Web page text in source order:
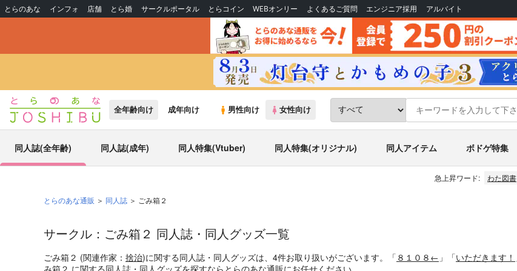
とらのあな インフォ 店舗 とら婚 サークルポータル とらコイン WEBオンリー よくあるご質問 エンジニア採用 アルバイト
全年齢向け 成年向け 男性向け 女性向け
同人誌(全年齢) 同人誌(成年) 同人特集(Vtuber) 同人特集(オリジナル) 同人アイテム ボドゲ特集
急上昇ワード: わた図書
とらのあな通販 同人誌 ごみ箱２
サークル：ごみ箱２ 同人誌・同人グッズ一覧
ごみ箱２ (関連作家： 捨治)に関する同人誌・同人グッズは、4件お取り扱いがございます。「 ８１０８← 」「いただきます！
み箱２ に関する同人誌・同人グッズを探すならとらのあな通販にお任せください。